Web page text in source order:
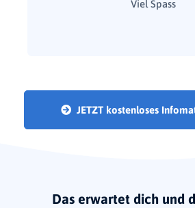
Viel Spass
JETZT kostenloses
0:00 / 1:02
Das erwartet dich und